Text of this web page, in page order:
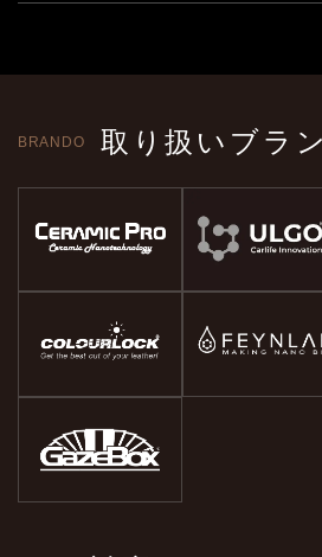
BRANDO 取り扱いブラ